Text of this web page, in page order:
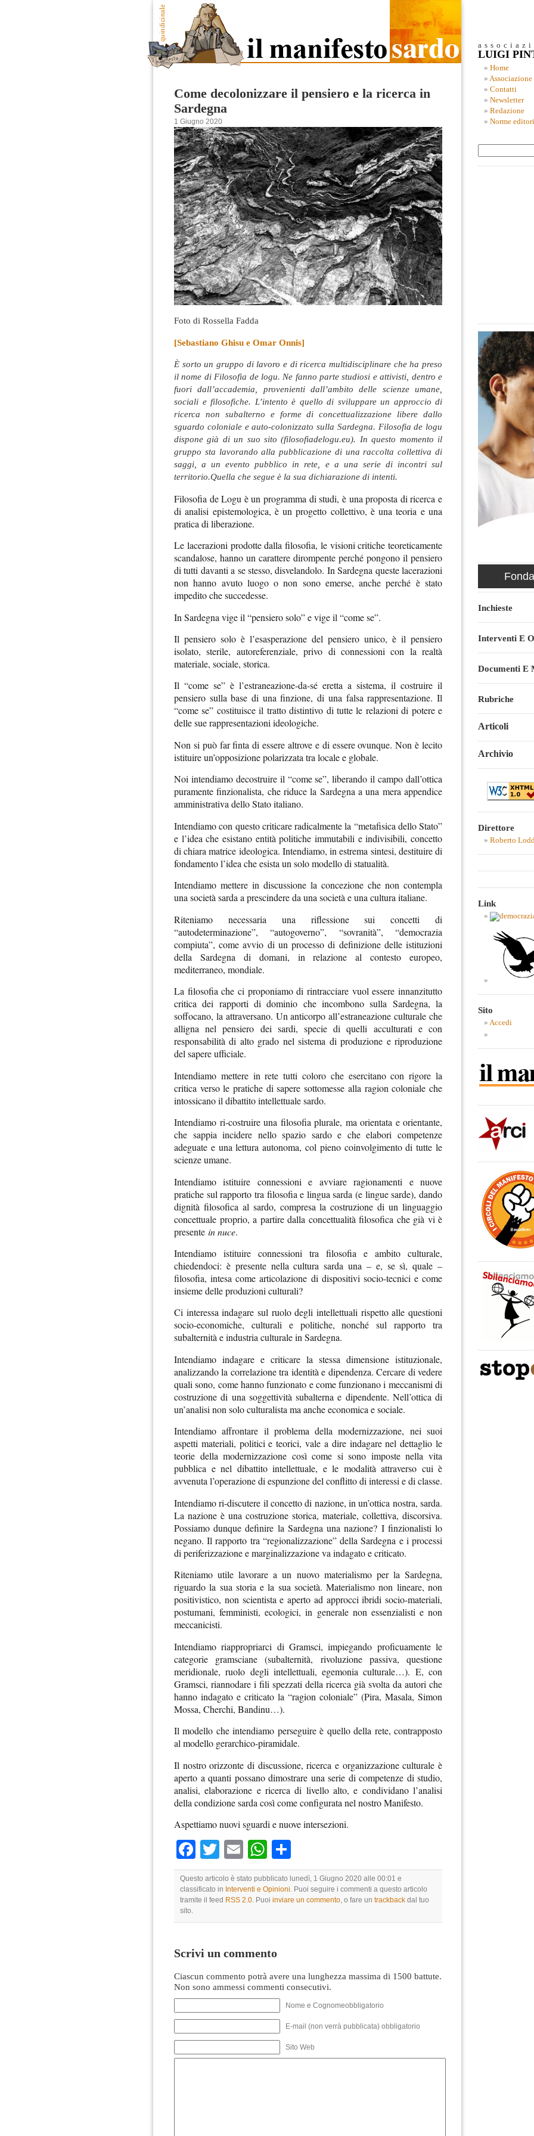
Come decolonizzare il pensiero e la ricerca in
Sardegna
1 Giugno 2020
Foto di Rossella Fadda
[Sebastiano Ghisu e Omar Onnis]
È sorto un gruppo di lavoro e di ricerca multidisciplinare che ha preso
il nome di Filosofia de logu. Ne fanno parte studiosi e attivisti, dentro e
fuori dall’accademia, provenienti dall’ambito delle scienze umane,
sociali e filosofiche. L’intento è quello di sviluppare un approccio di
ricerca non subalterno e forme di concettualizzazione libere dallo
sguardo coloniale e auto-colonizzato sulla Sardegna. Filosofia de logu
dispone già di un suo sito (filosofiadelogu.eu). In questo momento il
gruppo sta lavorando alla pubblicazione di una raccolta collettiva di
saggi, a un evento pubblico in rete, e a una serie di incontri sul
territorio.Quella che segue è la sua dichiarazione di intenti.
Filosofia de Logu è un programma di studi, è una proposta di ricerca e
di analisi epistemologica, è un progetto collettivo, è una teoria e una
pratica di liberazione.
Le lacerazioni prodotte dalla filosofia, le visioni critiche teoreticamente
scandalose, hanno un carattere dirompente perché pongono il pensiero
di tutti davanti a se stesso, disvelandolo. In Sardegna queste lacerazioni
non hanno avuto luogo o non sono emerse, anche perché è stato
impedito che succedesse.
In Sardegna vige il “pensiero solo” e vige il “come se”.
Il pensiero solo è l’esasperazione del pensiero unico, è il pensiero
isolato, sterile, autoreferenziale, privo di connessioni con la realtà
materiale, sociale, storica.
Il “come se” è l’estraneazione-da-sé eretta a sistema, il costruire il
pensiero sulla base di una finzione, di una falsa rappresentazione. Il
“come se” costituisce il tratto distintivo di tutte le relazioni di potere e
delle sue rappresentazioni ideologiche.
Non si può far finta di essere altrove e di essere ovunque. Non è lecito
istituire un’opposizione polarizzata tra locale e globale.
Noi intendiamo decostruire il “come se”, liberando il campo dall’ottica
puramente finzionalista, che riduce la Sardegna a una mera appendice
amministrativa dello Stato italiano.
Intendiamo con questo criticare radicalmente la “metafisica dello Stato”
e l’idea che esistano entità politiche immutabili e indivisibili, concetto
di chiara matrice ideologica. Intendiamo, in estrema sintesi, destituire di
fondamento l’idea che esista un solo modello di statualità.
Intendiamo mettere in discussione la concezione che non contempla
una società sarda a prescindere da una società e una cultura italiane.
Riteniamo necessaria una riflessione sui concetti di
“autodeterminazione”, “autogoverno”, “sovranità”, “democrazia
compiuta”, come avvio di un processo di definizione delle istituzioni
della Sardegna di domani, in relazione al contesto europeo,
mediterraneo, mondiale.
La filosofia che ci proponiamo di rintracciare vuol essere innanzitutto
critica dei rapporti di dominio che incombono sulla Sardegna, la
soffocano, la attraversano. Un anticorpo all’estraneazione culturale che
alligna nel pensiero dei sardi, specie di quelli acculturati e con
responsabilità di alto grado nel sistema di produzione e riproduzione
del sapere ufficiale.
Intendiamo mettere in rete tutti coloro che esercitano con rigore la
critica verso le pratiche di sapere sottomesse alla ragion coloniale che
intossicano il dibattito intellettuale sardo.
Intendiamo ri-costruire una filosofia plurale, ma orientata e orientante,
che sappia incidere nello spazio sardo e che elabori competenze
adeguate e una lettura autonoma, col pieno coinvolgimento di tutte le
scienze umane.
Intendiamo istituire connessioni e avviare ragionamenti e nuove
pratiche sul rapporto tra filosofia e lingua sarda (e lingue sarde), dando
dignità filosofica al sardo, compresa la costruzione di un linguaggio
concettuale proprio, a partire dalla concettualità filosofica che già vi è
presente in nuce.
Intendiamo istituire connessioni tra filosofia e ambito culturale,
chiedendoci: è presente nella cultura sarda una – e, se sì, quale –
filosofia, intesa come articolazione di dispositivi socio-tecnici e come
insieme delle produzioni culturali?
Ci interessa indagare sul ruolo degli intellettuali rispetto alle questioni
socio-economiche, culturali e politiche, nonché sul rapporto tra
subalternità e industria culturale in Sardegna.
Intendiamo indagare e criticare la stessa dimensione istituzionale,
analizzando la correlazione tra identità e dipendenza. Cercare di vedere
quali sono, come hanno funzionato e come funzionano i meccanismi di
costruzione di una soggettività subalterna e dipendente. Nell’ottica di
un’analisi non solo culturalista ma anche economica e sociale.
Intendiamo affrontare il problema della modernizzazione, nei suoi
aspetti materiali, politici e teorici, vale a dire indagare nel dettaglio le
teorie della modernizzazione così come si sono imposte nella vita
pubblica e nel dibattito intellettuale, e le modalità attraverso cui è
avvenuta l’operazione di espunzione del conflitto di interessi e di classe.
Intendiamo ri-discutere il concetto di nazione, in un’ottica nostra, sarda.
La nazione è una costruzione storica, materiale, collettiva, discorsiva.
Possiamo dunque definire la Sardegna una nazione? I finzionalisti lo
negano. Il rapporto tra “regionalizzazione” della Sardegna e i processi
di periferizzazione e marginalizzazione va indagato e criticato.
Riteniamo utile lavorare a un nuovo materialismo per la Sardegna,
riguardo la sua storia e la sua società. Materialismo non lineare, non
positivistico, non scientista e aperto ad approcci ibridi socio-materiali,
postumani, femministi, ecologici, in generale non essenzialisti e non
meccanicisti.
Intendiamo riappropriarci di Gramsci, impiegando proficuamente le
categorie gramsciane (subalternità, rivoluzione passiva, questione
meridionale, ruolo degli intellettuali, egemonia culturale…). E, con
Gramsci, riannodare i fili spezzati della ricerca già svolta da autori che
hanno indagato e criticato la “ragion coloniale” (Pira, Masala, Simon
Mossa, Cherchi, Bandinu…).
Il modello che intendiamo perseguire è quello della rete, contrapposto
al modello gerarchico-piramidale.
Il nostro orizzonte di discussione, ricerca e organizzazione culturale è
aperto a quanti possano dimostrare una serie di competenze di studio,
analisi, elaborazione e ricerca di livello alto, e condividano l’analisi
della condizione sarda così come configurata nel nostro Manifesto.
Aspettiamo nuovi sguardi e nuove intersezioni.
Facebook
TwitterEmailWhatsApp
Questo articolo è stato pubblicato lunedì, 1 Giugno 2020 alle 00:01 e
classificato in Interventi e Opinioni. Puoi seguire i commenti a questo articolo
tramite il feed RSS 2.0. Puoi inviare un commento, o fare un trackback dal tuo
sito.
Scrivi un commento
Ciascun commento potrà avere una lunghezza massima di 1500 battute.
Non sono ammessi commenti consecutivi.
Nome e Cognomeobbligatorio
E-mail (non verrà pubblicata) obbligatorio
Sito Web
LUIGI
Home
Associazione
Contatti
Newsletter
Redazione
Norme
Inchieste
Interventi E
Documenti E
Rubriche
Articoli
Archivio
Direttore
Roberto
Link
Sito
Accedi